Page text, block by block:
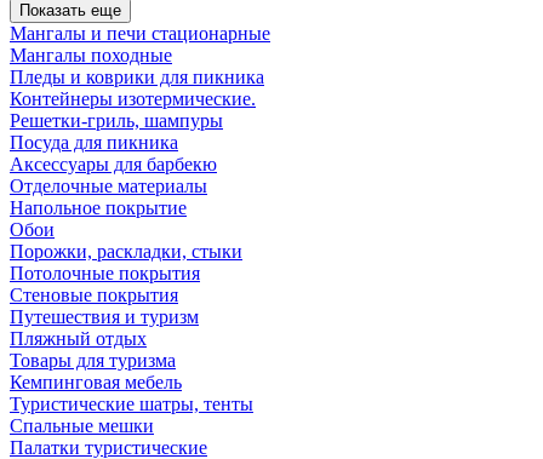
Показать еще
Мангалы и печи стационарные
Мангалы походные
Пледы и коврики для пикника
Контейнеры изотермические.
Решетки-гриль, шампуры
Посуда для пикника
Аксессуары для барбекю
Отделочные материалы
Напольное покрытие
Обои
Порожки, раскладки, стыки
Потолочные покрытия
Стеновые покрытия
Путешествия и туризм
Пляжный отдых
Товары для туризма
Кемпинговая мебель
Туристические шатры, тенты
Спальные мешки
Палатки туристические